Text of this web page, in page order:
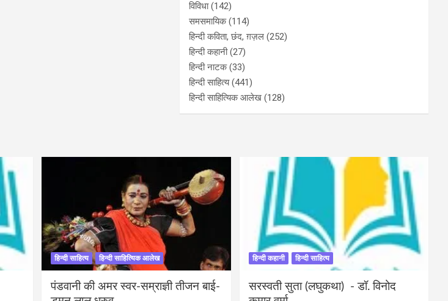
विविधा(142)
समसमायिक(114)
हिन्दी कविता, छंद, ग़ज़ल (252)
हिन्दी कहानी(27)
हिन्‍दी नाटक(33)
हिन्दी साहित्य(441)
हिन्दी साहित्यिक आलेख (128)
हिन्दी साहित्य हिन्दी साहित्यिक आलेख
पंडवानी की अमर स्वर-सम्राज्ञी तीजन बाई-
हिन्दी कहानी हिन्दी साहित्य
सरस्वती सुता (लघुकथा) ​- डॉ. विनोद